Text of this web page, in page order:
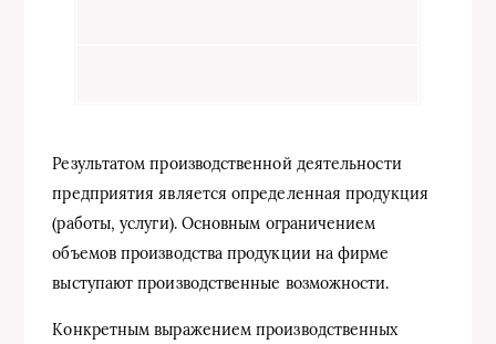
Результатом производственной деятельности
предприятия является определенная продукция
(работы, услуги). Основным ограничением
объемов производства продукции на фирме
выступают производственные возможности.
Конкретным выражением производственных